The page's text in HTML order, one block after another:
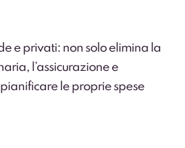
e privati: non solo elimina la
l’assicurazione e
le proprie spese